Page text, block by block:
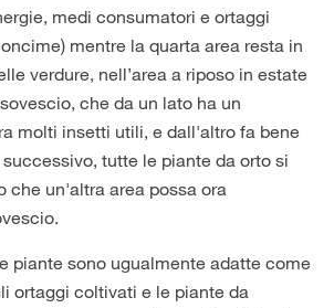
medi consumatori e ortaggi
mentre la quarta area resta in
verdure, nell’area a riposo in estate
che da un lato ha un
molti insetti utili, e dall'altro fa bene
tutte le piante da orto si
che un'altra area possa ora
piante sono ugualmente adatte come
ortaggi coltivati e le piante da